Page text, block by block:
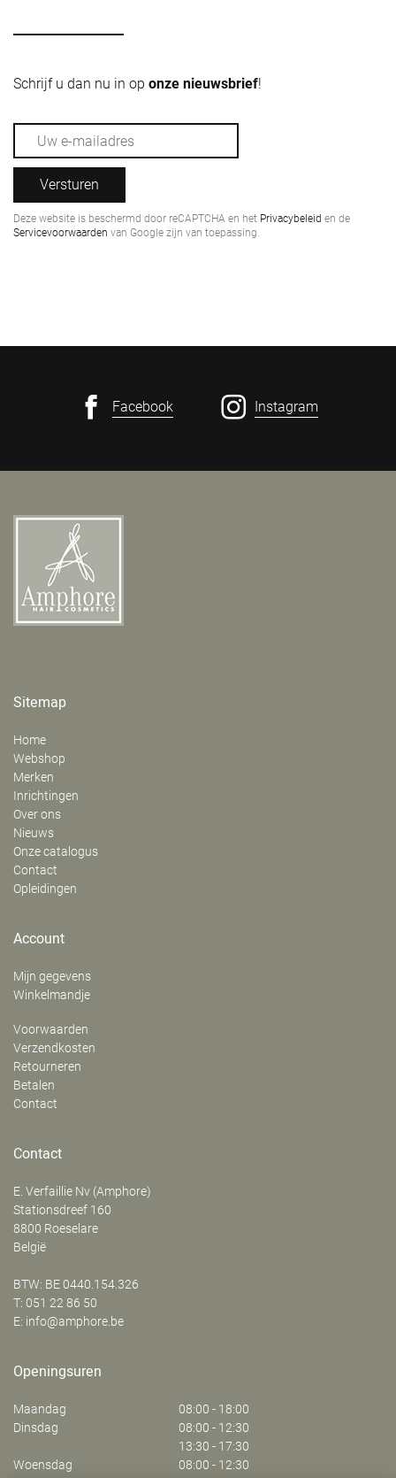
Schrijf u dan nu in op onze nieuwsbrief!
Versturen
Deze website is beschermd door reCAPTCHA en het Privacybeleid en de
Servicevoorwaarden van Google zijn van toepassing.
Facebook Instagram
Sitemap
Home
Webshop
Merken
Inrichtingen
Over ons
Nieuws
Onze catalogus
Contact
Opleidingen
Account
Mijn gegevens
Winkelmandje
Voorwaarden
Verzendkosten
Retourneren
Betalen
Contact
Contact
E. Verfaillie Nv (Amphore)
‍Stationsdreef 160
8800 Roeselare
België
BTW: BE 0440.154.326
T: 051 22 86 50
E: info@amphore.be
Openingsuren
Maandag
08:00 - 18:00
Dinsdag
08:00 - 12:30
13:30 - 17:30
Woensdag
08:00 - 12:30